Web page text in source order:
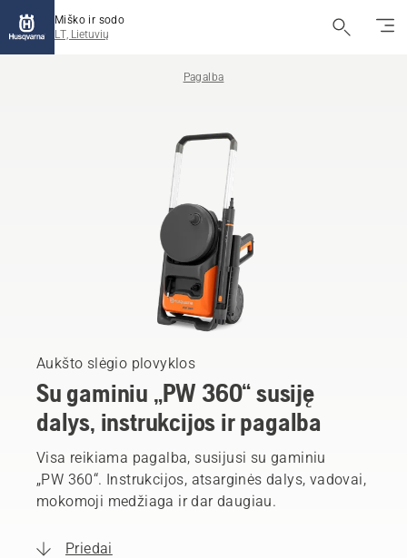
Miško ir sodo
LT, Lietuvių
Pagalba
Aukšto slėgio plovyklos
Su gaminiu „PW 360“ susiję
dalys, instrukcijos ir pagalba
Visa reikiama pagalba, susijusi su gaminiu
„PW 360“. Instrukcijos, atsarginės dalys, vadovai,
mokomoji medžiaga ir dar daugiau.
Priedai